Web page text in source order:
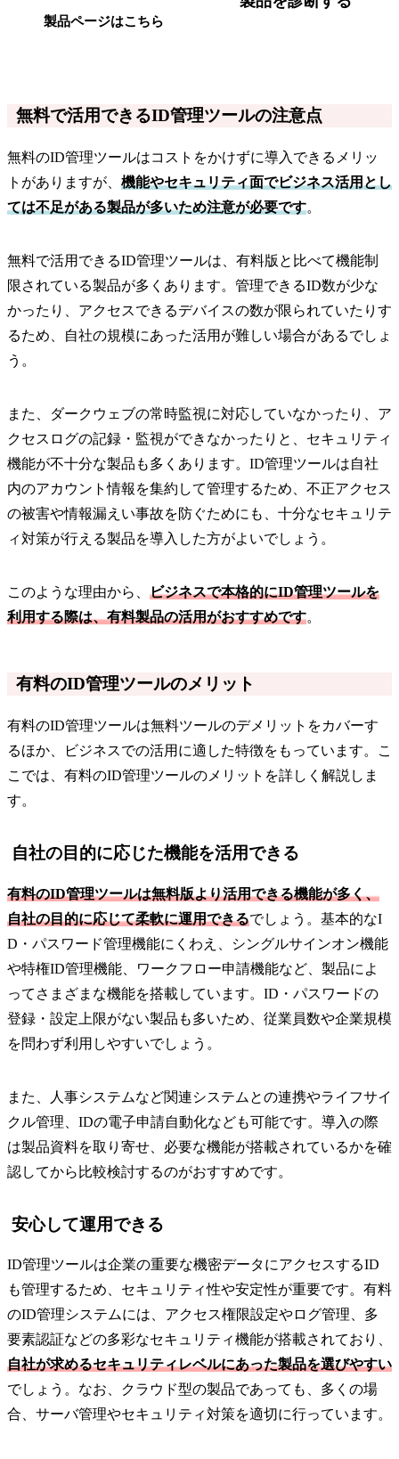
製品ページはこちら
無料で活用できるID管理ツールの注意点
無料のID管理ツールはコストをかけずに導入できるメリッ
トがありますが、 機能やセキュリティ面でビジネス活用とし
ては不足がある製品が多いため注意が必要です。
無料で活用できるID管理ツールは、有料版と比べて機能制
限されている製品が多くあります。管理できるID数が少な
かったり、アクセスできるデバイスの数が限られていたりす
るため、自社の規模にあった活用が難しい場合があるでしょ
う。
また、ダークウェブの常時監視に対応していなかったり、ア
クセスログの記録・監視ができなかったりと、セキュリティ
機能が不十分な製品も多くあります。ID管理ツールは自社
内のアカウント情報を集約して管理するため、不正アクセス
の被害や情報漏えい事故を防ぐためにも、十分なセキュリテ
ィ対策が行える製品を導入した方がよいでしょう。
このような理由から、 ビジネスで本格的にID管理ツールを
利用する際は、有料製品の活用がおすすめです。
有料のID管理ツールのメリット
有料のID管理ツールは無料ツールのデメリットをカバーす
るほか、ビジネスでの活用に適した特徴をもっています。こ
こでは、有料のID管理ツールのメリットを詳しく解説しま
す。
自社の目的に応じた機能を活用できる
有料のID管理ツールは無料版より活用できる機能が多く、
自社の目的に応じて柔軟に運用できるでしょう。基本的なI
D・パスワード管理機能にくわえ、シングルサインオン機能
や特権ID管理機能、ワークフロー申請機能など、製品によ
ってさまざまな機能を搭載しています。ID・パスワードの
登録・設定上限がない製品も多いため、従業員数や企業規模
を問わず利用しやすいでしょう。
また、人事システムなど関連システムとの連携やライフサイ
クル管理、IDの電子申請自動化なども可能です。導入の際
は製品資料を取り寄せ、必要な機能が搭載されているかを確
認してから比較検討するのがおすすめです。
安心して運用できる
ID管理ツールは企業の重要な機密データにアクセスするID
も管理するため、セキュリティ性や安定性が重要です。有料
のID管理システムには、アクセス権限設定やログ管理、多
要素認証などの多彩なセキュリティ機能が搭載されており、
自社が求めるセキュリティレベルにあった製品を選びやすい
でしょう。なお、クラウド型の製品であっても、多くの場
合、サーバ管理やセキュリティ対策を適切に行っています。